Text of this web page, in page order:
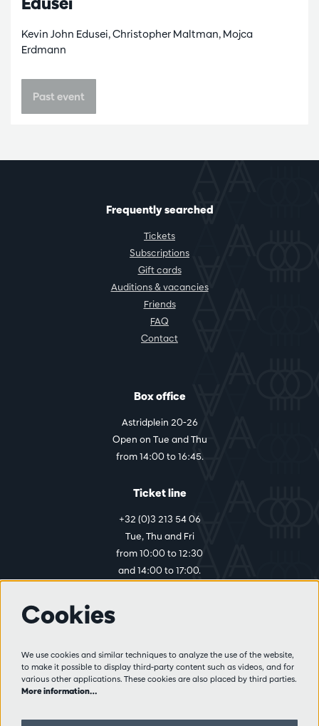
Kevin John Edusei, Christopher Maltman, Mojca
Erdmann
Past event
Frequently searched
Tickets
Subscriptions
Gift cards
Auditions & vacancies
Friends
FAQ
Contact
Box office
Astridplein 20-26
Open on Tue and Thu
from 14:00 to 16:45.
Ticket line
+32 (0)3 213 54 06
Tue, Thu and Fri
from 10:00 to 12:30
and 14:00 to 17:00.
Visitor rules
Privacy
Partners
Cookies
We use cookies and similar techniques to analyze the use of the website,
to make it possible to display third-party content such as videos, and for
various other applications. These cookies are also placed by third parties.
More information…